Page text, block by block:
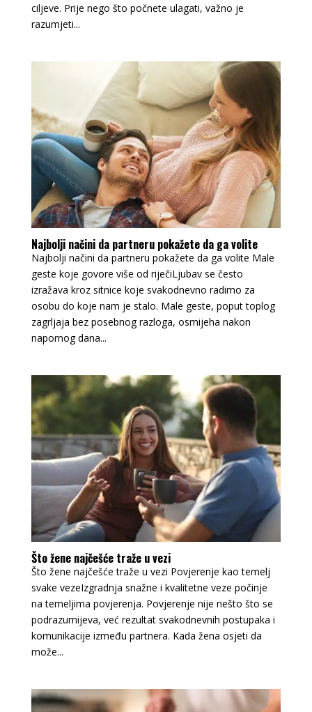
ciljeve. Prije nego što počnete ulagati, važno je
razumjeti...
Najbolji načini da partneru pokažete da ga volite
Najbolji načini da partneru pokažete da ga volite Male
geste koje govore više od riječiLjubav se često
izražava kroz sitnice koje svakodnevno radimo za
osobu do koje nam je stalo. Male geste, poput toplog
zagrljaja bez posebnog razloga, osmijeha nakon
napornog dana...
Što žene najčešće traže u vezi
Što žene najčešće traže u vezi Povjerenje kao temelj
svake vezeIzgradnja snažne i kvalitetne veze počinje
na temeljima povjerenja. Povjerenje nije nešto što se
podrazumijeva, već rezultat svakodnevnih postupaka i
komunikacije između partnera. Kada žena osjeti da
može...